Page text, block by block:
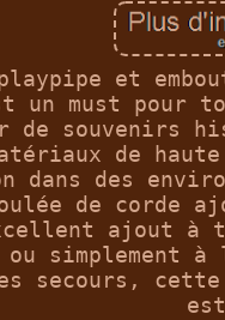
et
un must pour
de souvenirs
de
des
de corde
ajout à
simplement
secours,